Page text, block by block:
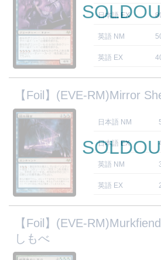
日本語 EX
英語 NM
英語 EX
【Foil】(EVE-RM)Mirror
日本語 NM
日本語 EX
英語 NM
英語 EX
【Foil】(EVE-
しもべ